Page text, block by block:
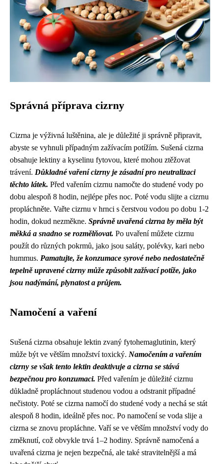
Správná příprava cizrny
Cizrna je výživná luštěnina, ale je důležité ji správně připravit,
abyste se vyhnuli případným zažívacím potížím. Sušená cizrna
obsahuje lektiny a kyselinu fytovou, které mohou ztěžovat
trávení. Důkladné vaření cizrny je zásadní pro neutralizaci
těchto látek. Před vařením cizrnu namočte do studené vody po
dobu alespoň 8 hodin, nejlépe přes noc. Poté vodu slijte a cizrnu
propláchněte. Vařte cizrnu v hrnci s čerstvou vodou po dobu 1-2
hodin, dokud nezměkne. Správně uvařená cizrna by měla být
měkká a snadno se rozmělňovat. Po uvaření můžete cizrnu
použít do různých pokrmů, jako jsou saláty, polévky, kari nebo
hummus. Pamatujte, že konzumace syrové nebo nedostatečně
tepelně upravené cizrny může způsobit zažívací potíže, jako
jsou nadýmání, plynatost a průjem.
Namočení a vaření
Sušená cizrna obsahuje lektin zvaný fytohemaglutinin, který
může být ve větším množství toxický. Namočením a vařením
cizrny se však tento lektin deaktivuje a cizrna se stává
bezpečnou pro konzumaci. Před vařením je důležité cizrnu
důkladně propláchnout studenou vodou a odstranit případné
nečistoty. Poté se cizrna namočí do studené vody a nechá se stát
alespoň 8 hodin, ideálně přes noc. Po namočení se voda slije a
cizrna se znovu propláchne. Vaří se ve větším množství vody do
změknutí, což obvykle trvá 1–2 hodiny. Správně namočená a
uvařená cizrna je nejen bezpečná, ale také stravitelnější a má